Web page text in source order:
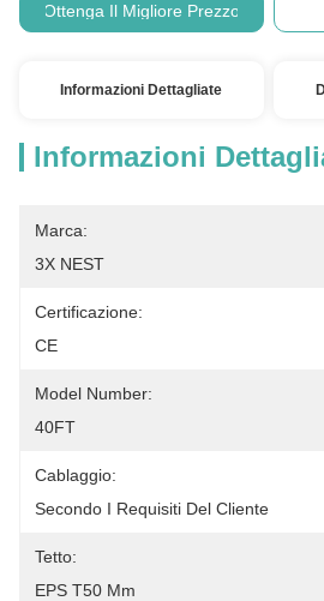
Ottenga Il Migliore Prezzo
Informazioni Dettagliate
Informazioni
Marca:
3X NEST
Certificazione:
CE
Model Number:
40FT
Cablaggio:
Secondo I Requisiti Del Cliente
Tetto:
EPS T50 Mm